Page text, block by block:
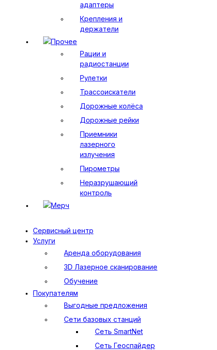
адаптеры
Крепления и
держатели
Прочее
Рации и
радиостанции
Рулетки
Трассоискатели
Дорожные колёса
Дорожные рейки
Приемники
лазерного
излучения
Пирометры
Неразрушающий
контроль
Мерч
Сервисный центр
Услуги
Аренда оборудования
3D Лазерное сканирование
Обучение
Покупателям
Выгодные предложения
Сети базовых станций
Сеть SmartNet
Сеть Геоспайдер